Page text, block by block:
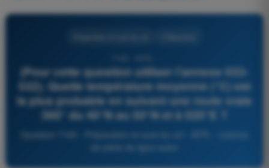
(Pour cette question utiliser l'annexe 033-
532). Quelle température moyenne (°C) est
la plus probable en suivant une route vraie
360° du 40°N au 50°N et à 020°E ?